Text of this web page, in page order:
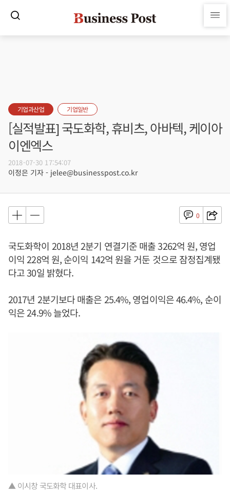
기업과산업 기업일반
[실적발표] 국도화학, 휴비츠, 아바텍, 케이아
이엔엑스
2018-07-30 17:54:07
이정은 기자 - jelee@businesspost.co.kr
0
국도화학이 2018년 2분기 연결기준 매출 3262억 원, 영업
이익 228억 원, 순이익 142억 원을 거둔 것으로 잠정집계됐
다고 30일 밝혔다.
2017년 2분기보다 매출은 25.4%, 영업이익은 46.4%, 순이
익은 24.9% 늘었다.
▲ 이시창 국도화학 대표이사.